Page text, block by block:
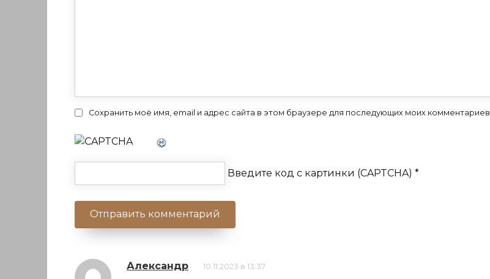
Сохранить моё имя, email и адрес сайта в этом браузере для последующих моих комментариев.
Введите код с картинки (CAPTCHA) *
Александр 10.11.2023 в 13:37